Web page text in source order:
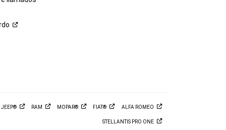
JEEP® RAM MOPAR® FIAT® ALFA ROMEO
STELLANTIS PRO ONE